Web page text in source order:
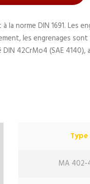
norme DIN 1691. Les
les engrenages
DIN 42CrMo4 (SAE
Type
MA 402-